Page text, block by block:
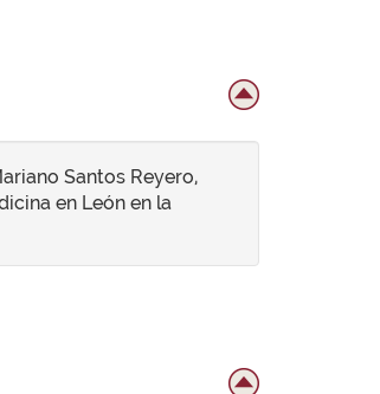
Santos Reyero,
en León en la